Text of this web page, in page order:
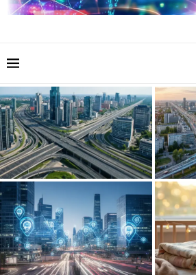
Współczesne systemy
infrastruktury w aglomeracjach
miejskich
Rozwój nowoczesnych
systemów komunikacji w
aglomeracji
dzieci,